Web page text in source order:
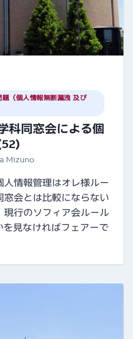
（個人情報無断漏洩 及び
科同窓会による個
Mizuno
人情報管理はオレ様ルー
会とは比較にならない
行のソフィア会ルール
を見なければフェアーで